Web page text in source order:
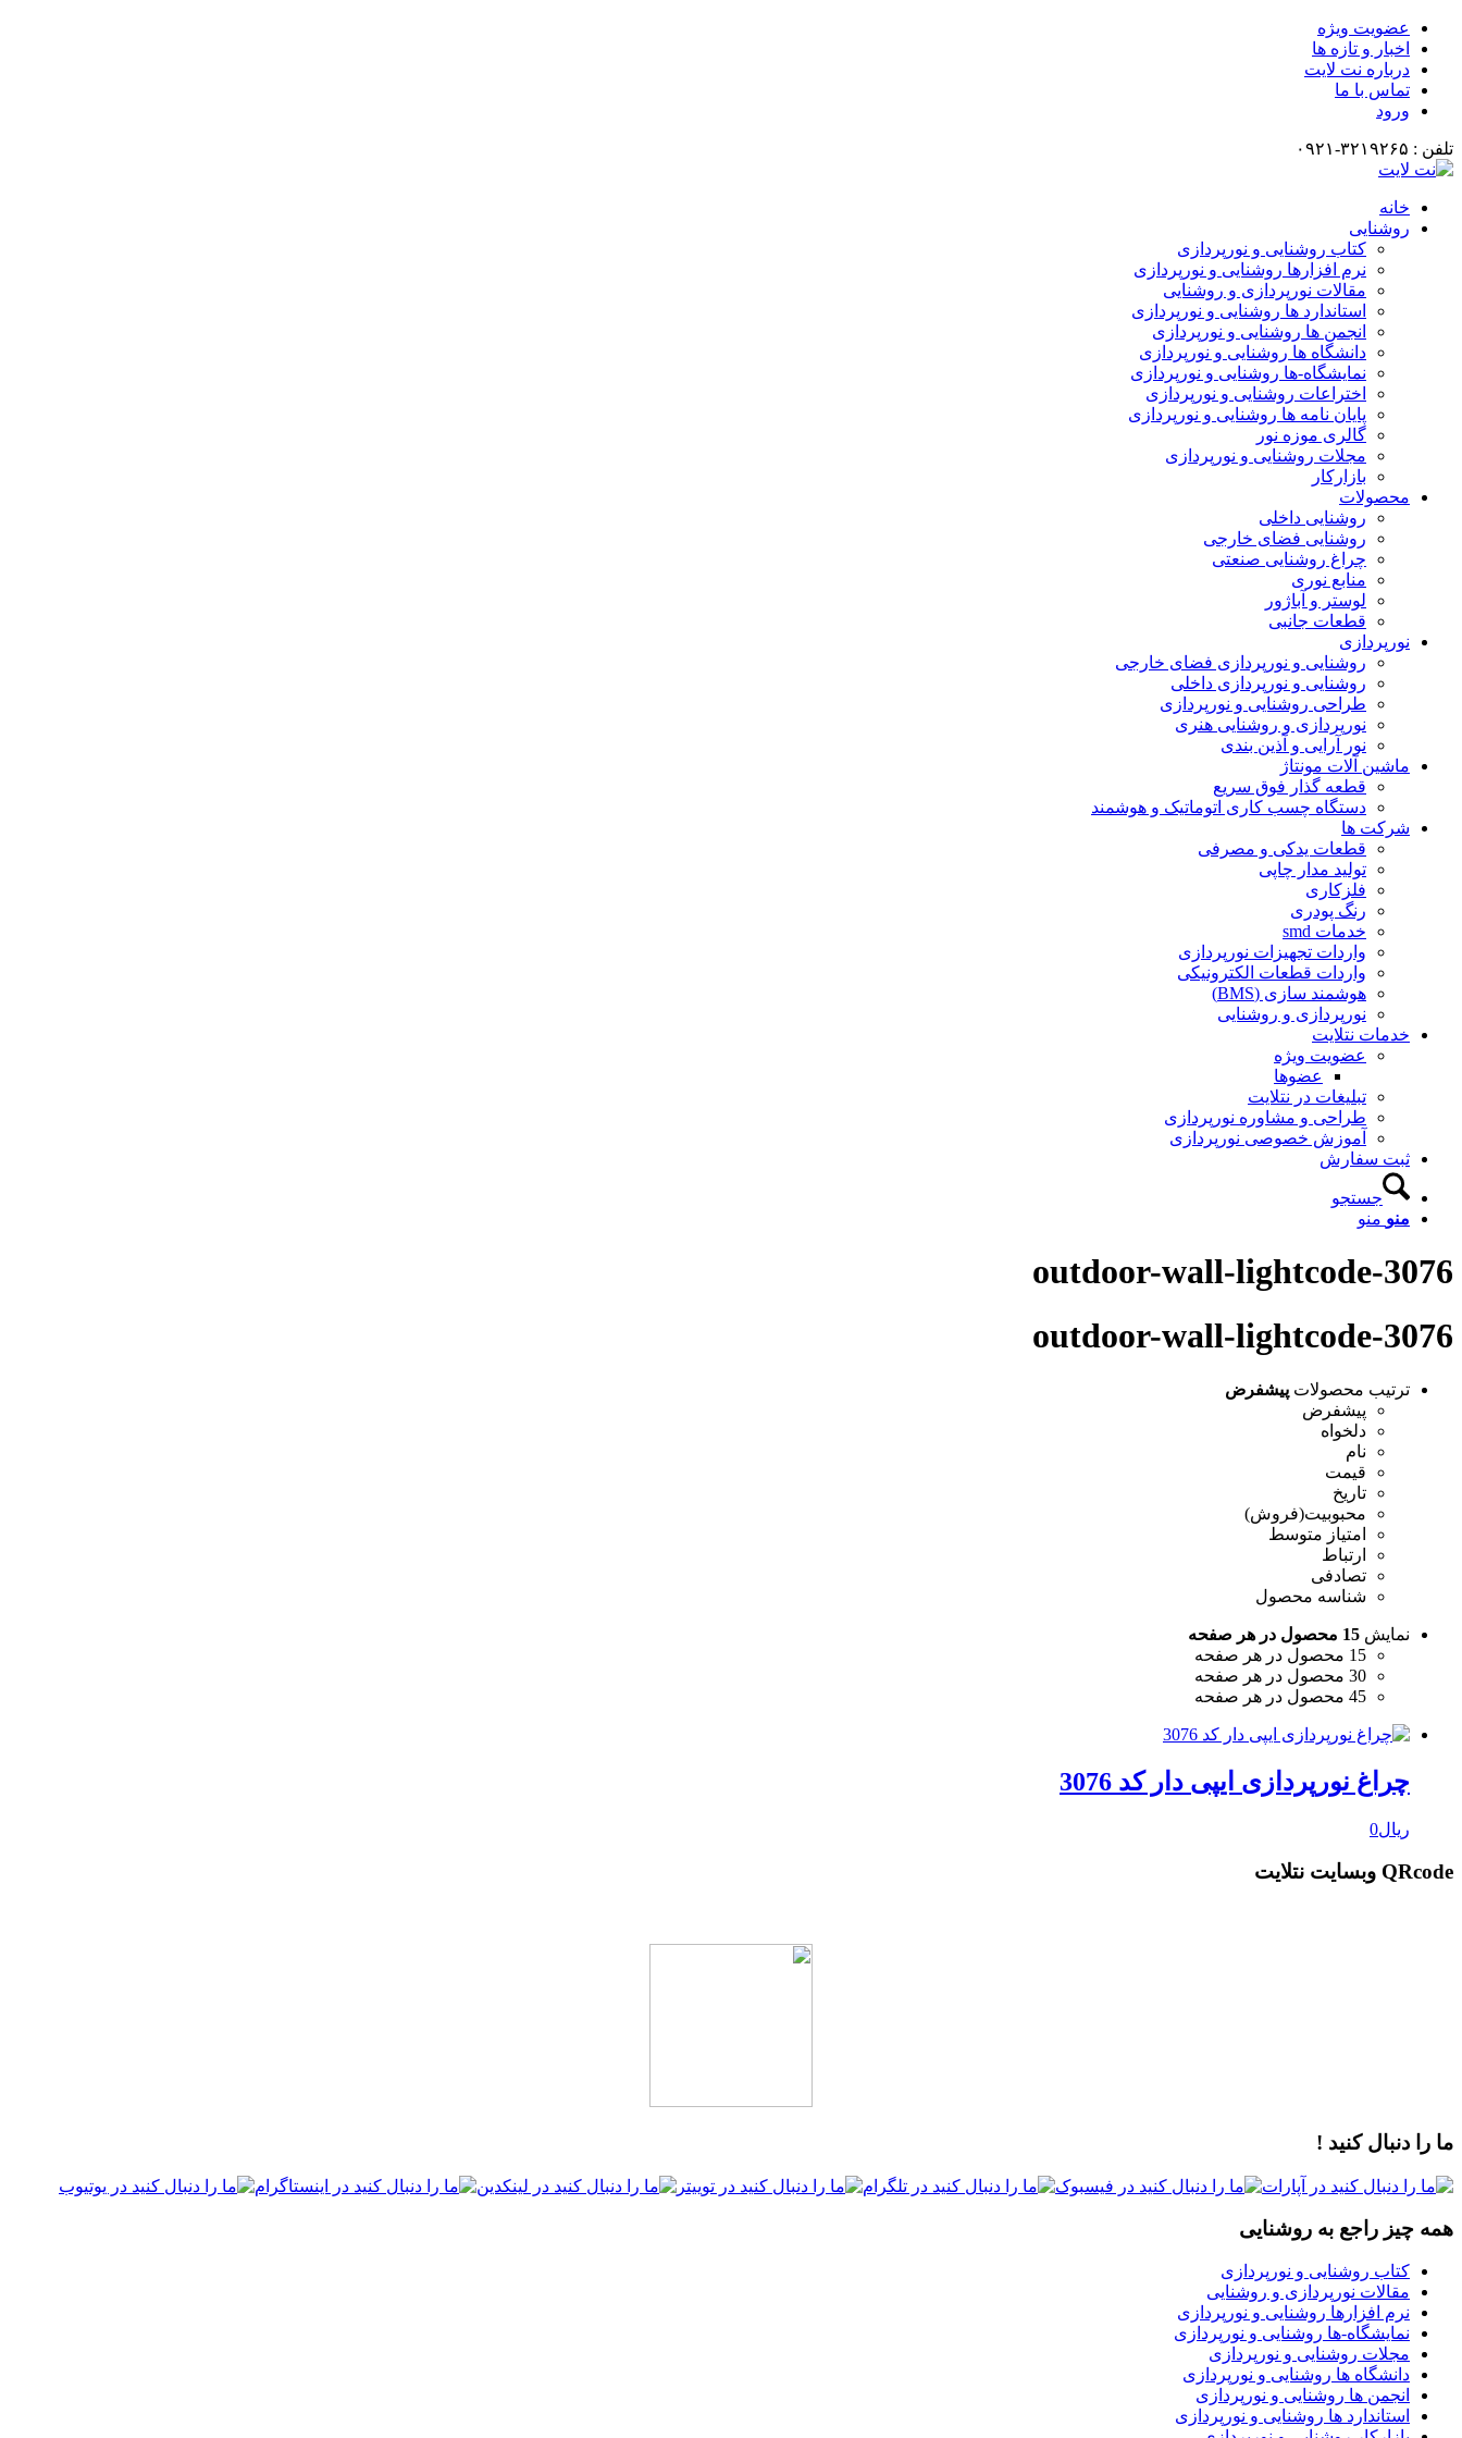
عضویت ویژه
اخبار و تازه ها
درباره نت لایت
تماس با ما
ورود
تلفن : ۳۲۱۹۲۶۵-۰۹۲۱
خانه
روشنایی
کتاب روشنایی و نورپردازی
نرم افزارها روشنایی و نورپردازی
مقالات نورپردازی و روشنایی
استاندارد ها روشنایی و نورپردازی
انجمن ها روشنایی و نورپردازی
دانشگاه ها روشنایی و نورپردازی
نمایشگاه-ها روشنایی و نورپردازی
اختراعات روشنایی و نورپردازی
پایان نامه ها روشنایی و نورپردازی
گالری موزه نور
مجلات روشنایی و نورپردازی
بازارکار
محصولات
روشنایی داخلی
روشنایی فضای خارجی
چراغ روشنایی صنعتی
منابع نوری
لوستر و آباژور
قطعات جانبی
نورپردازی
روشنایی و نورپردازی فضای خارجی
روشنایی و نورپردازی داخلی
طراحی روشنایی و نورپردازی
نورپردازی و روشنایی هنری
نور آرایی و آذین بندی
ماشین آلات مونتاژ
قطعه گذار فوق سریع
دستگاه چسب کاری اتوماتیک و هوشمند
شرکت ها
قطعات یدکی و مصرفی
تولید مدار چاپی
فلزکاری
رنگ پودری
خدمات smd
واردات تجهیزات نورپردازی
واردات قطعات الکترونیکی
هوشمند سازی (BMS)
نورپردازی و روشنایی
خدمات نتلایت
عضویت ویژه
عضوها
تبلیغات در نتلایت
طراحی و مشاوره نورپردازی
آموزش خصوصی نورپردازی
ثبت سفارش
جستجو
منو منو
outdoor-wall-lightcode-3076
outdoor-wall-lightcode-3076
ترتیب محصولات پیشفرض
پیشفرض
دلخواه
نام
قیمت
تاریخ
محبوبیت(فروش)
امتیاز متوسط
ارتباط
تصادفی
شناسه محصول
نمایش 15 محصول در هر صفحه
15 محصول در هر صفحه
30 محصول در هر صفحه
45 محصول در هر صفحه
چراغ نورپردازی ایپی دار کد 3076
ریال0
QRcode وبسایت نتلایت
ما را دنبال کنید !
همه چیز راجع به روشنایی
کتاب روشنایی و نورپردازی
مقالات نورپردازی و روشنایی
نرم افزارها روشنایی و نورپردازی
نمایشگاه-ها روشنایی و نورپردازی
مجلات روشنایی و نورپردازی
دانشگاه ها روشنایی و نورپردازی
انجمن ها روشنایی و نورپردازی
استاندارد ها روشنایی و نورپردازی